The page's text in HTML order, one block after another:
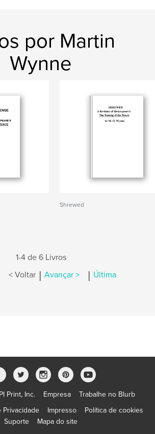
por Martin
Wynne
Shrewed
1-4 de 6 Livros
< Voltar | Avançar > | Última
Print, Inc. Empresa
Trabalhe no Blurb
Privacidade Impresso
Política de cookies
Suporte
Mapa do site